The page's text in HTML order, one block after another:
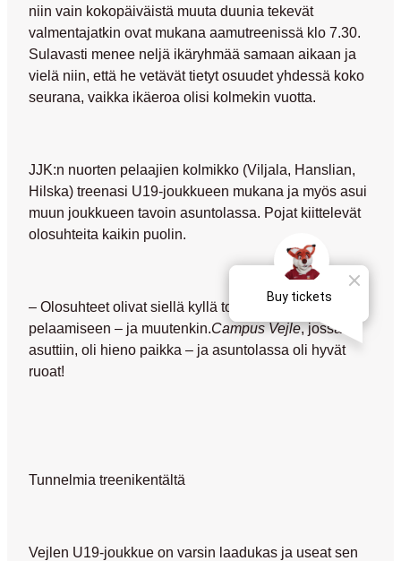
niin vain kokopäiväistä muuta duunia tekevät
valmentajatkin ovat mukana aamutreenissä klo 7.30.
Sulavasti menee neljä ikäryhmää samaan aikaan ja
vielä niin, että he vetävät tietyt osuudet yhdessä koko
seurana, vaikka ikäeroa olisi kolmekin vuotta.
JJK:n nuorten pelaajien kolmikko (Viljala, Hanslian,
Hilska) treenasi U19-joukkueen mukana ja myös asui
muun joukkueen tavoin asuntolassa. Pojat kiittelevät
olosuhteita kaikin puolin.
– Olosuhteet olivat siellä kyllä todella hyvät futiksen
pelaamiseen – ja muutenkin.Campus Vejle, jossa
asuttiin, oli hieno paikka – ja asuntolassa oli hyvät
ruoat!
Tunnelmia treenikentältä
Vejlen U19-joukkue on varsin laadukas ja useat sen